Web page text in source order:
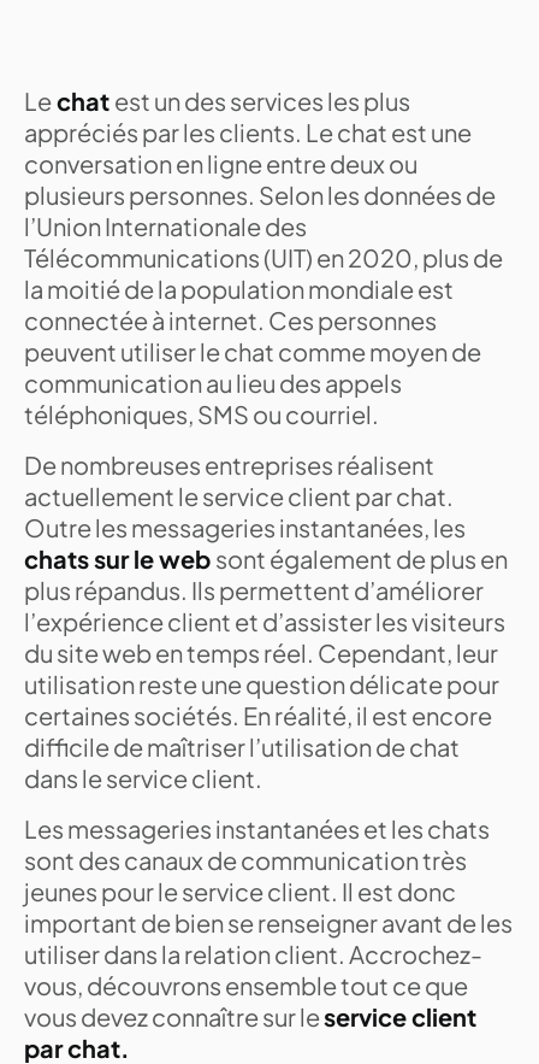
Lechat est un des services les plus
appréciés par les clients. Le chat est une
conversation en ligne entre deux ou
plusieurs personnes. Selon les données de
l’Union Internationale des
Télécommunications (UIT) en 2020, plus de
la moitié de la population mondiale est
connectée à internet. Ces personnes
peuvent utiliser le chat comme moyen de
communication au lieu des appels
téléphoniques, SMS ou courriel.
De nombreuses entreprises réalisent
actuellement le service client par chat.
Outre les messageries instantanées, les
chats sur le web sont également de plus en
plus répandus. Ils permettent d’améliorer
l’expérience client et d’assister les visiteurs
du site web en temps réel. Cependant, leur
utilisation reste une question délicate pour
certaines sociétés. En réalité, il est encore
difficile de maîtriser l’utilisation de chat
dans le service client.
Les messageries instantanées et les chats
sont des canaux de communication très
jeunes pour le service client. Il est donc
important de bien se renseigner avant de les
utiliser dans la relation client. Accrochez-
vous, découvrons ensemble tout ce que
vous devez connaître sur leservice client
par chat.